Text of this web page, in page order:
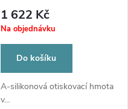
1 622 Kč
Na objednávku
Do košíku
A-silikonová otiskovací hmota
v...